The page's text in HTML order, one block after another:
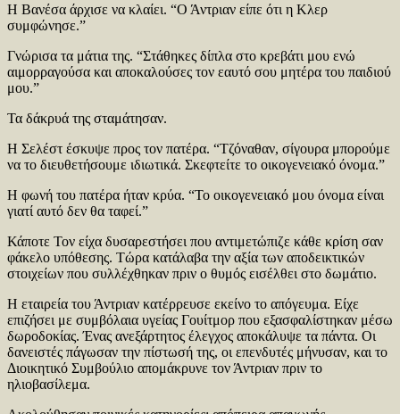
Η Βανέσα άρχισε να κλαίει. “Ο Άντριαν είπε ότι η Κλερ
συμφώνησε.”
Γνώρισα τα μάτια της. “Στάθηκες δίπλα στο κρεβάτι μου ενώ
αιμορραγούσα και αποκαλούσες τον εαυτό σου μητέρα του παιδιού
μου.”
Τα δάκρυά της σταμάτησαν.
Η Σελέστ έσκυψε προς τον πατέρα. “Τζόναθαν, σίγουρα μπορούμε
να το διευθετήσουμε ιδιωτικά. Σκεφτείτε το οικογενειακό όνομα.”
Η φωνή του πατέρα ήταν κρύα. “Το οικογενειακό μου όνομα είναι
γιατί αυτό δεν θα ταφεί.”
Κάποτε Τον είχα δυσαρεστήσει που αντιμετώπιζε κάθε κρίση σαν
φάκελο υπόθεσης. Τώρα κατάλαβα την αξία των αποδεικτικών
στοιχείων που συλλέχθηκαν πριν ο θυμός εισέλθει στο δωμάτιο.
Η εταιρεία του Άντριαν κατέρρευσε εκείνο το απόγευμα. Είχε
επιζήσει με συμβόλαια υγείας Γουίτμορ που εξασφαλίστηκαν μέσω
δωροδοκίας. Ένας ανεξάρτητος έλεγχος αποκάλυψε τα πάντα. Οι
δανειστές πάγωσαν την πίστωσή της, οι επενδυτές μήνυσαν, και το
Διοικητικό Συμβούλιο απομάκρυνε τον Άντριαν πριν το
ηλιοβασίλεμα.